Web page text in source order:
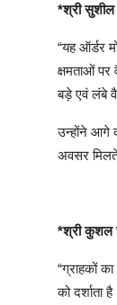
*श्री सुशील
“यह ऑर्डर
क्षमताओं पर
बड़े एवं लंबे
उन्होंने आगे
अवसर
*श्री कुशल
“ग्राहकों का
को दर्शाता